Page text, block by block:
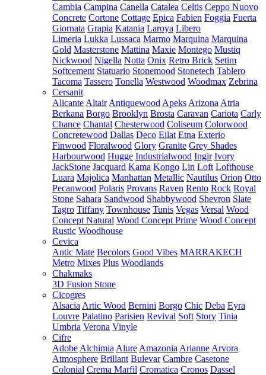
Cambia Campina Canella Catalea Celtis Ceppo Nuovo
Concrete Cortone Cottage Epica Fabien Foggia Fuerta
Giornata Grapia Katania Laroya Libero
Limeria Lukka Lussaca Marmo Marquina Marquina
Gold Masterstone Mattina Maxie Montego Mustiq
Nickwood Nigella Notta Onix Retro Brick Setim
Softcement Statuario Stonemood Stonetech Tablero
Tacoma Tassero Tonella Westwood Woodmax Zebrina
Cersanit
Alicante Altair Antiquewood Apeks Arizona Atria
Berkana Borgo Brooklyn Brosta Caravan Cariota Carly
Chance Chantal Chesterwood Coliseum Colorwood
Concretewood Dallas Deco Eilat Etna Exterio
Finwood Floralwood Glory Granite Grey Shades
Harbourwood Hugge Industrialwood Ingir Ivory
JackStone Jacquard Kama Kongo Lin Loft Lofthouse
Luara Majolica Manhattan Metallic Nautilus Orion Otto
Pecanwood Polaris Provans Raven Rento Rock Royal
Stone Sahara Sandwood Shabbywood Shevron Slate
Tagro Tiffany Townhouse Tunis Vegas Versal Wood
Concept Natural Wood Concept Prime Wood Concept
Rustic Woodhouse
Cevica
Antic Mate Becolors Good Vibes MARRAKECH
Metro Mixes Plus Woodlands
Chakmaks
3D Fusion Stone
Cicogres
Alsacia Artic Wood Bernini Borgo Chic Deba Eyra
Louvre Palatino Parisien Revival Soft Story Tinia
Umbria Verona Vinyle
Cifre
Adobe Alchimia Alure Amazonia Arianne Arvora
Atmosphere Brillant Bulevar Cambre Casetone
Colonial Crema Marfil Cromatica Cronos Dassel